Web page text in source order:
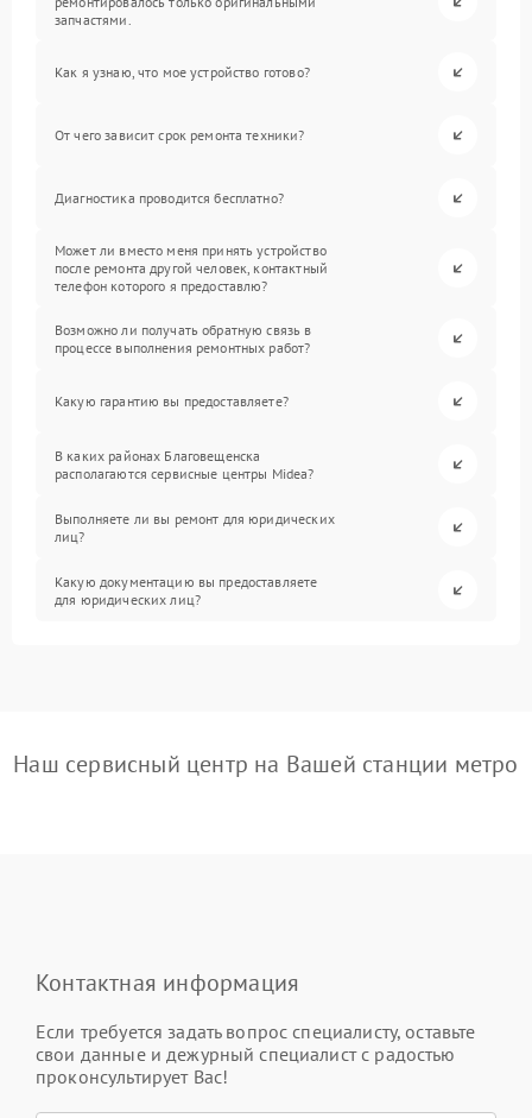
запчастями.
Как я узнаю, что мое устройство готово?
От чего зависит срок ремонта техники?
Диагностика проводится бесплатно?
Может ли вместо меня принять устройство
после ремонта другой человек, контактный
телефон которого я предоставлю?
Возможно ли получать обратную связь в
процессе выполнения ремонтных работ?
Какую гарантию вы предоставляете?
В каких районах Благовещенска
располагаются сервисные центры Midea?
Выполняете ли вы ремонт для юридических
лиц?
Какую документацию вы предоставляете
для юридических лиц?
Наш сервисный центр на Вашей станции метро
Контактная информация
Если требуется задать вопрос специалисту, оставьте
свои данные и дежурный специалист с радостью
проконсультирует Вас!